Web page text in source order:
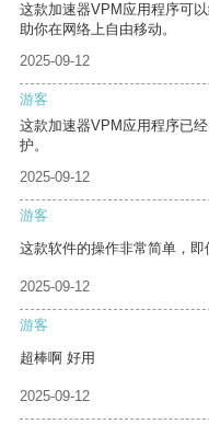
这款加速器VPM应用程序可
助你在网络上自由移动。
2025-09-12
游客
这款加速器VPM应用程序已
护。
2025-09-12
游客
这款软件的操作非常简单，即
2025-09-12
游客
超棒啊 好用
2025-09-12